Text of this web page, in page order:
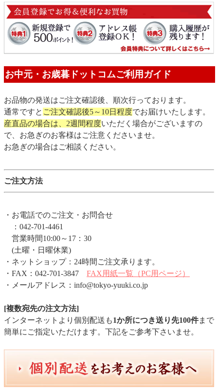
お中元・お歳暮ドットコムご利用ガイド
お品物の発送はご注文確認後、順次行っております。
通常ですと ご注文確認後5～10日程度でお届けいたします。
産直品の場合は、2週間程度いただく場合がございますの
で、お急ぎのお客様はご注意くださいませ。
お急ぎの場合はご相談ください。
ご注文方法
・お電話でのご注文・お問合せ
：042-701-4461
営業時間10:00～17：30
(土曜・日曜休業)
・ネットショップ：24時間ご注文承ります。
・FAX：042-701-3847 FAX用紙一覧（PC用ページ）
・メールアドレス：info@tokyo-yuuki.co.jp
[複数宛先の注文方法]
インターネットより個別配送も1か所につき送り先100件まで
簡単にご指定いただけます。下記をご参考下さいませ。